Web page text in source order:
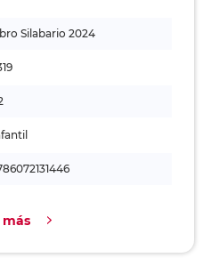
Silabario 2024
más